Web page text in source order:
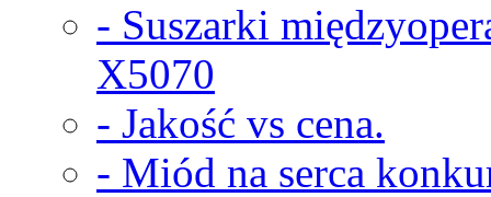
- Suszarki
X5070
- Jakość vs cena.
- Miód na serca